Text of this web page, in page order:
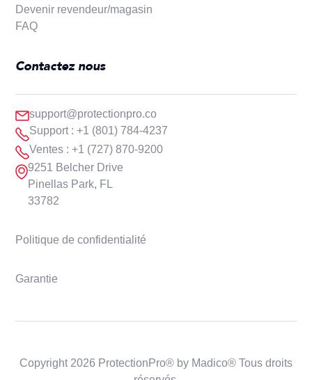
Devenir revendeur/magasin
FAQ
Contactez nous
support@protectionpro.co
Support : +1 (801) 784-4237
Ventes : +1 (727) 870-9200
9251 Belcher Drive
Pinellas Park, FL
33782
Politique de confidentialité
Garantie
Copyright 2026 ProtectionPro® by Madico® Tous droits